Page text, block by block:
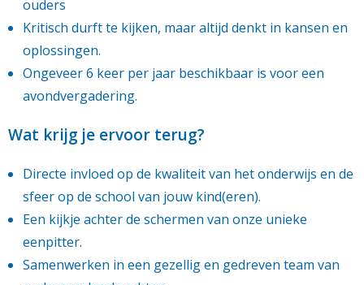
ouders
Kritisch durft te kijken, maar altijd denkt in kansen en
oplossingen.
Ongeveer 6 keer per jaar beschikbaar is voor een
avondvergadering.
Wat krijg je ervoor terug?
Directe invloed op de kwaliteit van het onderwijs en de
sfeer op de school van jouw kind(eren).
Een kijkje achter de schermen van onze unieke
eenpitter.
Samenwerken in een gezellig en gedreven team van